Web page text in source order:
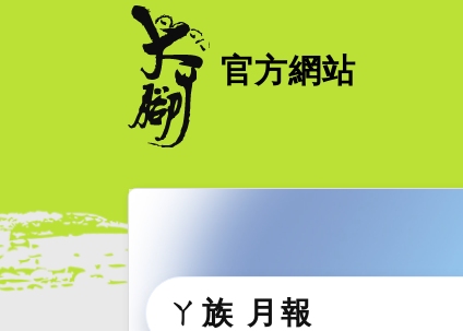
官方網站
ㄚ族 月報